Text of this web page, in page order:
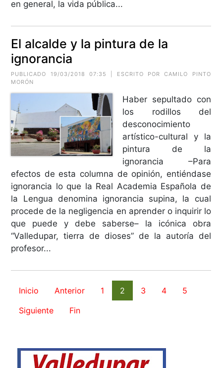
en general, la vida pública...
El alcalde y la pintura de la
ignorancia
PUBLICADO 19/03/2018 07:35 | ESCRITO POR CAMILO PINTO
MORÓN
Haber sepultado con
los rodillos del
desconocimiento
artístico-cultural y la
pintura de la
ignorancia –Para
efectos de esta columna de opinión, entiéndase
ignorancia lo que la Real Academia Española de
la Lengua denomina ignorancia supina, la cual
procede de la negligencia en aprender o inquirir lo
que puede y debe saberse– la icónica obra
“Valledupar, tierra de dioses” de la autoría del
profesor...
Inicio Anterior 1 2 3 4
5
Siguiente
Fin